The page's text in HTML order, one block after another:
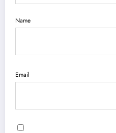
Name
Email